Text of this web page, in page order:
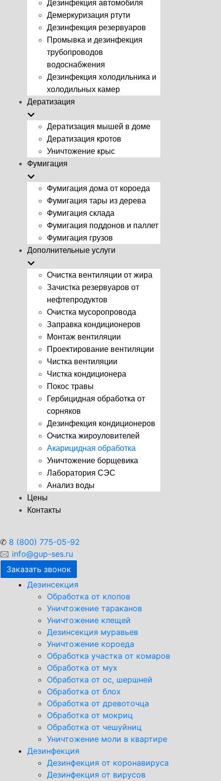
Дезинфекция автомобиля
Демеркуризация ртути
Дезинфекция резервуаров
Промывка и дезинфекция
трубопроводов
водоснабжения
Дезинфекция холодильника и
холодильных камер
Дератизация
Дератизация мышей в доме
Дератизация кротов
Уничтожение крыс
Фумигация
Фумигация дома от короеда
Фумигация тары из дерева
Фумигация склада
Фумигация поддонов и паллет
Фумигация грузов
Дополнительные услуги
Очистка вентиляции от жира
Зачистка резервуаров от
нефтепродуктов
Очистка мусоропровода
Заправка кондиционеров
Монтаж вентиляции
Проектирование вентиляции
Чистка вентиляции
Чистка кондиционера
Покос травы
Гербицидная обработка от
сорняков
Дезинфекция кондиционеров
Очистка жироуловителей
Акарицидная обработка
Уничтожение борщевика
Лаборатория СЭС
Анализ воды
Цены
Контакты
✆ 8 (800) 775-05-92
🖂 info@gup-ses.ru
Заказать звонок
Дезинсекция
Обработка от клопов
Уничтожение тараканов
Уничтожение клещей
Дезинсекция муравьев
Уничтожение короеда
Обработка участка от комаров
Обработка от мух
Обработка от ос, шершней
Обработка от блох
Обработка от древоточца
Обработка от мокриц
Обработка от чешуйниц
Уничтожение моли в квартире
Дезинфекция
Дезинфекция от коронавируса
Дезинфекция от вирусов